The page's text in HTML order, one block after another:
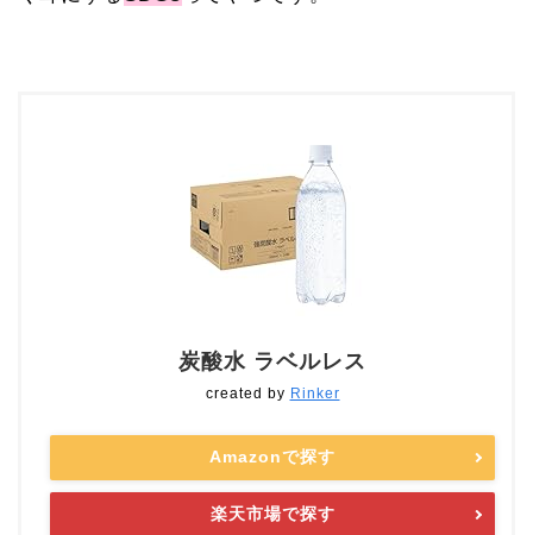
炭酸水 ラベルレス
created by Rinker
Amazonで探す
楽天市場で探す